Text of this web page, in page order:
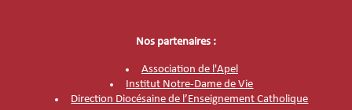
Nos partenaires :
Association de l'Apel
Institut Notre-Dame de Vie
Direction Diocésaine de l’Enseignement Catholique